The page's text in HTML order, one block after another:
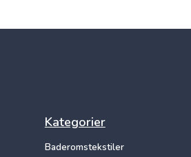
Kategorier
Baderomstekstiler